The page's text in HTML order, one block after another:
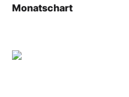
Monatschart